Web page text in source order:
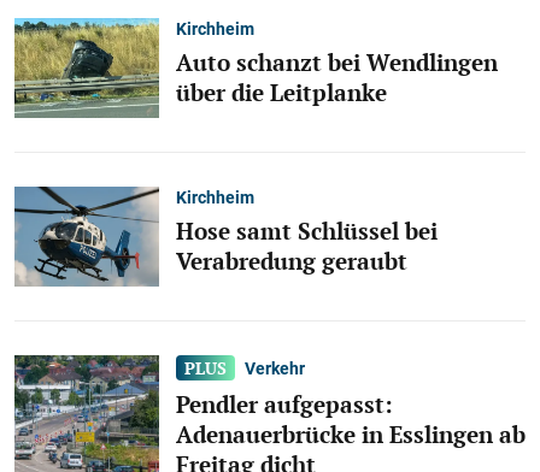
Kirchheim
Auto schanzt bei Wendlingen
über die Leitplanke
Kirchheim
Hose samt Schlüssel bei
Verabredung geraubt
Verkehr
Pendler aufgepasst:
Adenauerbrücke in Esslingen ab
Freitag dicht